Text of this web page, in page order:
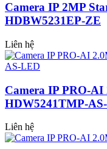
Camera IP 2MP
HDBW5231EP-ZE
Liên hệ
Camera IP PRO-
HDW5241TMP-
Liên hệ